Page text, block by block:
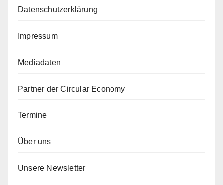
Datenschutzerklärung
Impressum
Mediadaten
Partner der Circular Economy
Termine
Über uns
Unsere Newsletter